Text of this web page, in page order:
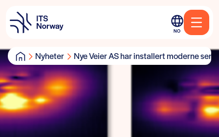
NO
Nyheter Nye Veier AS har installert moderne